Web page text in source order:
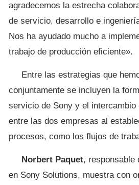
agradecemos la estrecha
de servicio, desarrollo e
Nos ha ayudado mucho a
trabajo de producción eficiente».
Entre las estrategias que
conjuntamente se incluyen la
servicio de Sony y el intercambio
entre las dos empresas al
procesos, como los flujos de
Norbert Paquet, responsable
en Sony Solutions, muestra con